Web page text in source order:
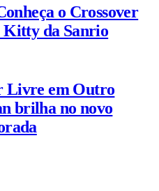
o Crossover
da Sanrio
Livre em Outro
brilha no novo